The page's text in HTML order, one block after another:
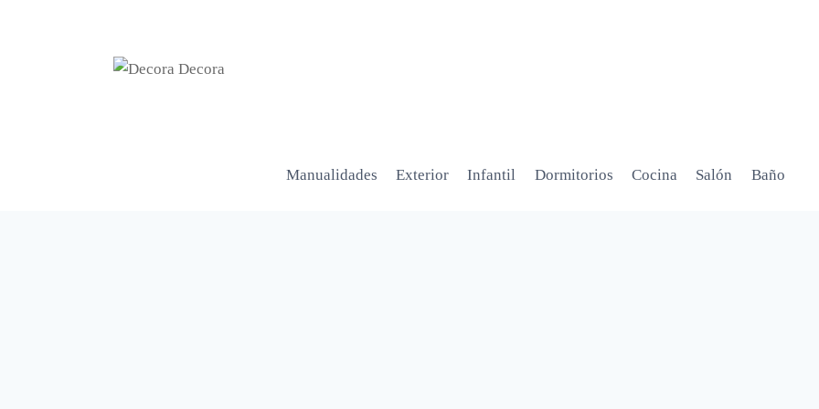
Manualidades Exterior Infantil Dormitorios Cocina Salón Baño